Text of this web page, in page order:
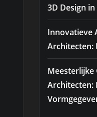
3D Design
Innovatieve
Architecten:
Meesterlijke
Architecten: